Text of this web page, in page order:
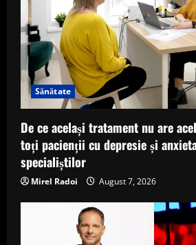
Sănătate
De ce același tratament nu are
toți pacienții cu depresie și
specialiștilor
Mirel Radoi August 7, 2026